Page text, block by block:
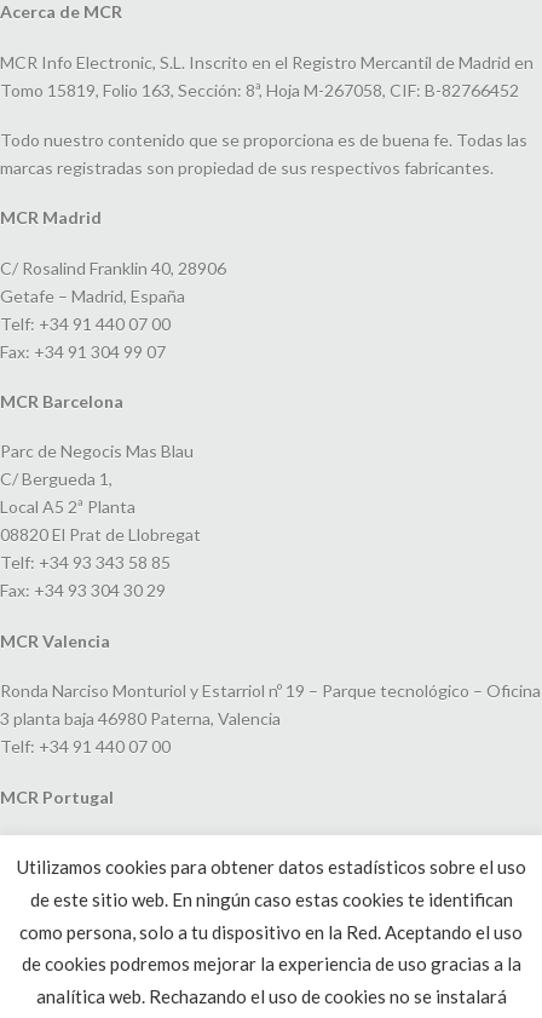
Acerca de MCR
MCR Info Electronic, S.L. Inscrito en el Registro Mercantil de Madrid en
Tomo 15819, Folio 163, Sección: 8ª, Hoja M-267058, CIF: B-82766452
Todo nuestro contenido que se proporciona es de buena fe. Todas las
marcas registradas son propiedad de sus respectivos fabricantes.
MCR Madrid
C/ Rosalind Franklin 40, 28906
Getafe – Madrid, España
Telf: +34 91 440 07 00
Fax: +34 91 304 99 07
MCR Barcelona
Parc de Negocis Mas Blau
C/ Bergueda 1,
Local A5 2ª Planta
08820 El Prat de Llobregat
Telf: +34 93 343 58 85
Fax: +34 93 304 30 29
MCR Valencia
Ronda Narciso Monturiol y Estarriol nº 19 – Parque tecnológico – Oficina
3 planta baja 46980 Paterna, Valencia
Telf: +34 91 440 07 00
MCR Portugal
João V, 24
1250-091 Lisboa, Portugal
Telf: +351 220 993 033
Utilizamos cookies para obtener datos estadísticos sobre el uso
de este sitio web. En ningún caso estas cookies te identifican
como persona, solo a tu dispositivo en la Red. Aceptando el uso
de cookies podremos mejorar la experiencia de uso gracias a la
analítica web. Rechazando el uso de cookies no se instalará